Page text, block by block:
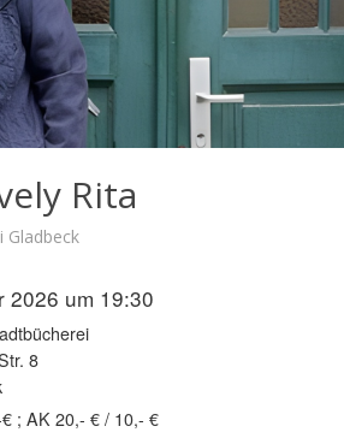
Rita
Gladbeck
2026 um 19:30
8
; AK 20,- € / 10,- €